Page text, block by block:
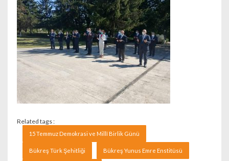
Related tags :
15 Temmuz Demokrasi ve Millî Birlik Günü
Bükreş Türk Şehitliği Bükreş Yunus Emre Enstitüsü